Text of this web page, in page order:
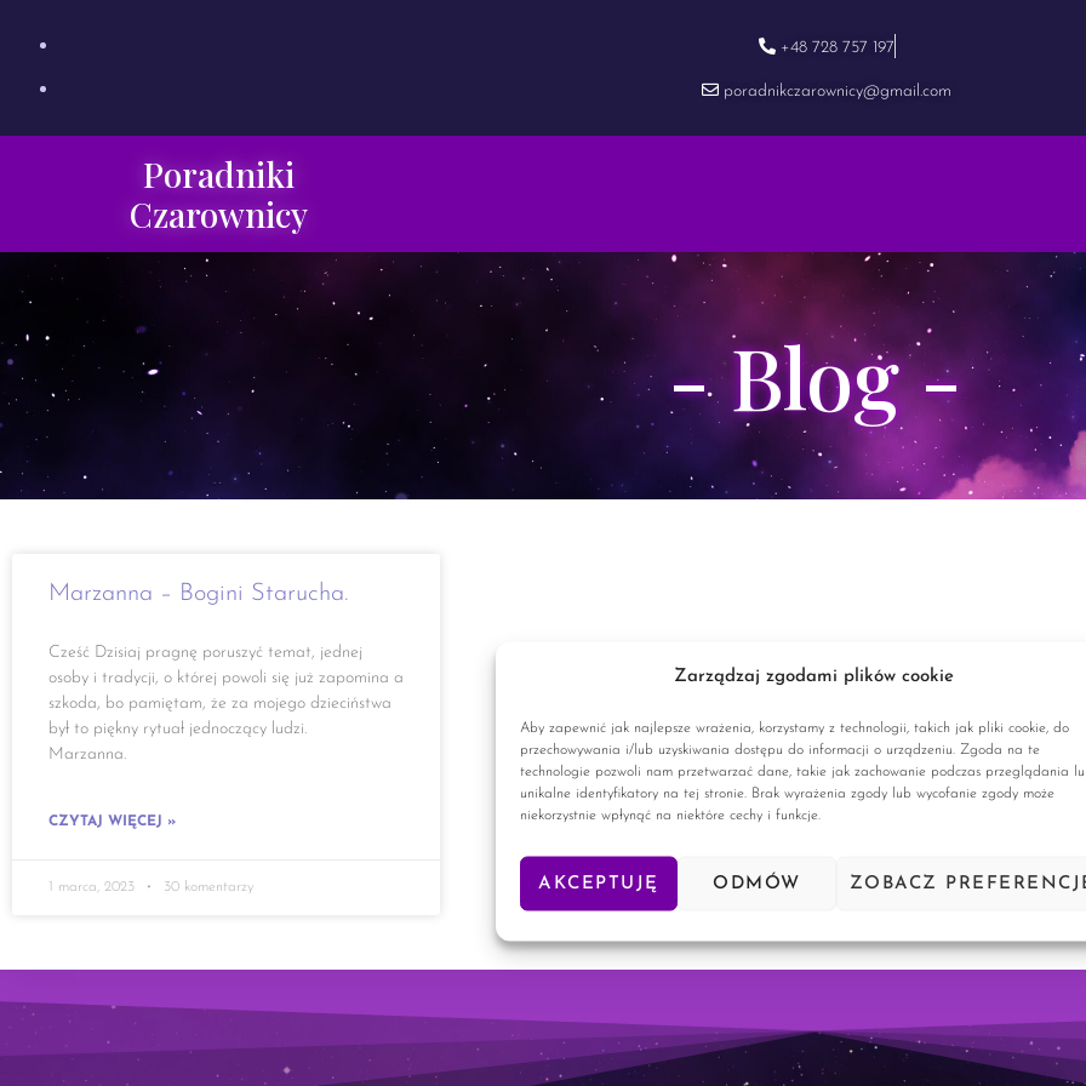
Zarządzaj zgodami plików cookie
Aby zapewnić jak najlepsze wrażenia, korzystamy z technologii, takich jak pliki cookie, do
przechowywania i/lub uzyskiwania dostępu do informacji o urządzeniu. Zgoda na te
technologie pozwoli nam przetwarzać dane, takie jak zachowanie podczas przeglądania
unikalne identyfikatory na tej stronie. Brak wyrażenia zgody lub wycofanie zgody może
niekorzystnie wpłynąć na niektóre cechy i funkcje.
AKCEPTUJĘ ODMÓW ZOBACZ
+48 728 757 197
poradnikczarownicy@gmail.com
Poradniki
Czarownicy
- Blog -
Marzanna – Bogini Starucha.
Cześć Dzisiaj pragnę poruszyć temat, jednej
osoby i tradycji, o której powoli się już zapomina a
szkoda, bo pamiętam, że za mojego dzieciństwa
był to piękny rytuał jednoczący ludzi.
Marzanna.
CZYTAJ WIĘCEJ »
1 marca, 2023 30 komentarzy